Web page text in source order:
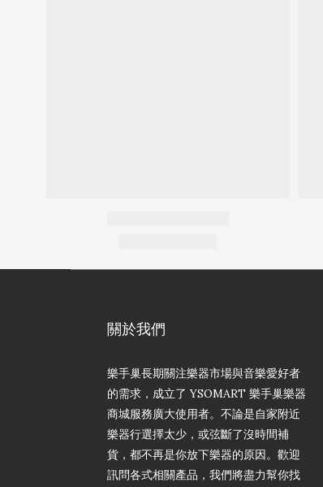
關於我們
樂手巢長期關注樂器市場與音樂愛好者
的需求，成立了 YSOMART 樂手巢樂器
商城服務廣大使用者。不論是自家附近
樂器行選擇太少，或弦斷了沒時間補
貨，都不再是你放下樂器的原因。歡迎
訊問各式相關產品，我們將盡力幫你找